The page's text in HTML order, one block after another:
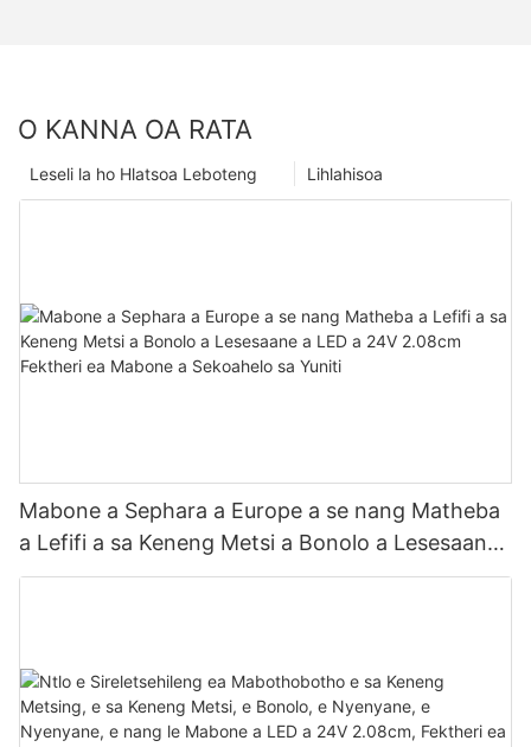
O KANNA OA RATA
Lihlahisoa
Leseli la ho Hlatsoa Leboteng
Mabone a Sephara a Europe a se nang Matheba
a Lefifi a sa Keneng Metsi a Bonolo a Lesesaane
a LED a 24V 2.08cm Fektheri ea Mabone a